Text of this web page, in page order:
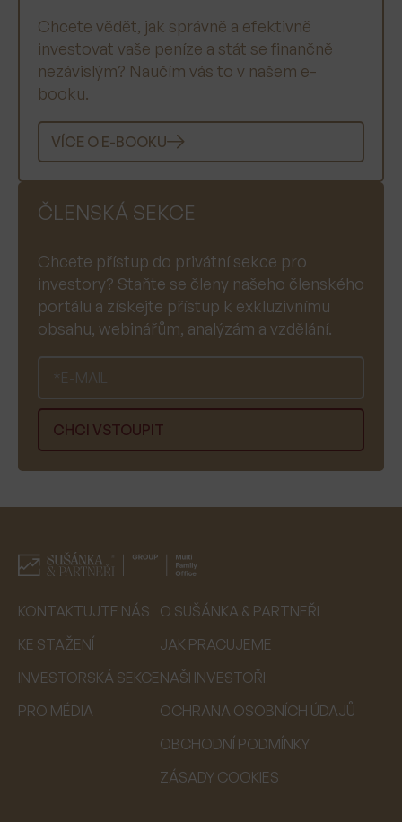
Chcete vědět, jak správně a efektivně
investovat vaše peníze a stát se finančně
nezávislým? Naučím vás to v našem e-
booku.
VÍCE O E-BOOKU
ČLENSKÁ SEKCE
Chcete přístup do privátní sekce pro
investory? Staňte se členy našeho členského
portálu a získejte přístup k exkluzivnímu
obsahu, webinářům, analýzám a vzdělání.
KONTAKTUJTE NÁS
KE STAŽENÍ
INVESTORSKÁ SEKCE
PRO MÉDIA
O SUŠÁNKA & PARTNEŘI
JAK PRACUJEME
NAŠI INVESTOŘI
OCHRANA OSOBNÍCH ÚDAJŮ
OBCHODNÍ PODMÍNKY
ZÁSADY COOKIES